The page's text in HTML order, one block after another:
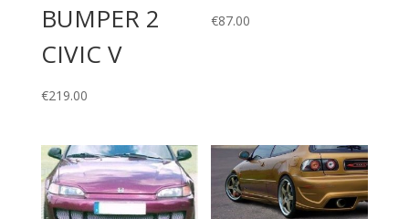
BUMPER 2
CIVIC V
€219.00
€87.00